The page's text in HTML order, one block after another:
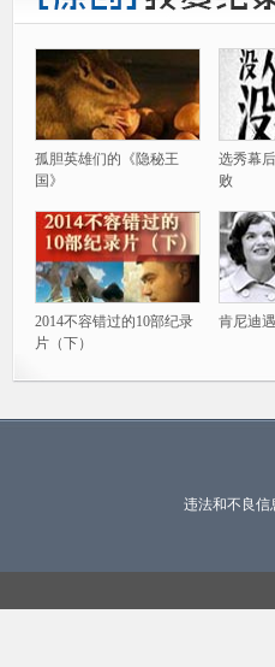
孤胆英雄们的《隐秘王
国》
选秀幕
败
2014不容错过的10部纪录
片（下）
肯尼迪
违法和不良信